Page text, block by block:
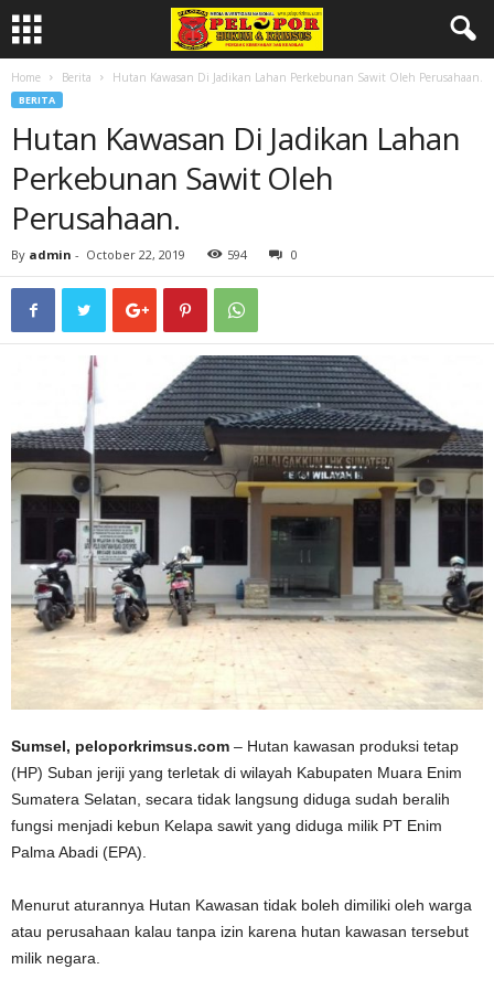
Home Berita Hutan Kawasan Di Jadikan Lahan Perkebunan Sawit Oleh Perusahaan.
BERITA
Hutan Kawasan Di Jadikan Lahan
Perkebunan Sawit Oleh
Perusahaan.
By admin - October 22, 2019 594 0
Sumsel, peloporkrimsus.com – Hutan kawasan produksi tetap
(HP) Suban jeriji yang terletak di wilayah Kabupaten Muara Enim
Sumatera Selatan, secara tidak langsung diduga sudah beralih
fungsi menjadi kebun Kelapa sawit yang diduga milik PT Enim
Palma Abadi (EPA).
Menurut aturannya Hutan Kawasan tidak boleh dimiliki oleh warga
atau perusahaan kalau tanpa izin karena hutan kawasan tersebut
milik negara.